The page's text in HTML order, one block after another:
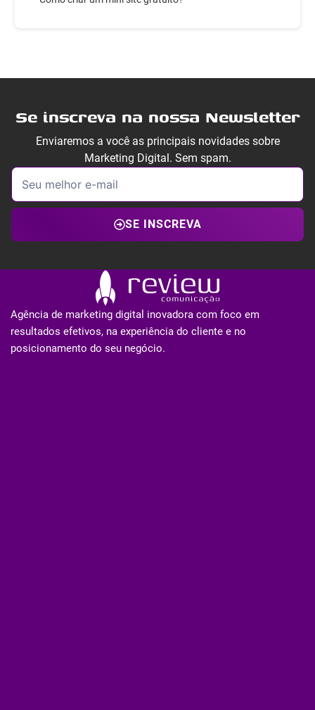
Se inscreva na nossa Newsletter
Enviaremos a você as principais novidades sobre
Marketing Digital. Sem spam.
SE INSCREVA
Agência de marketing digital inovadora com foco em
resultados efetivos, na experiência do cliente e no
posicionamento do seu negócio.